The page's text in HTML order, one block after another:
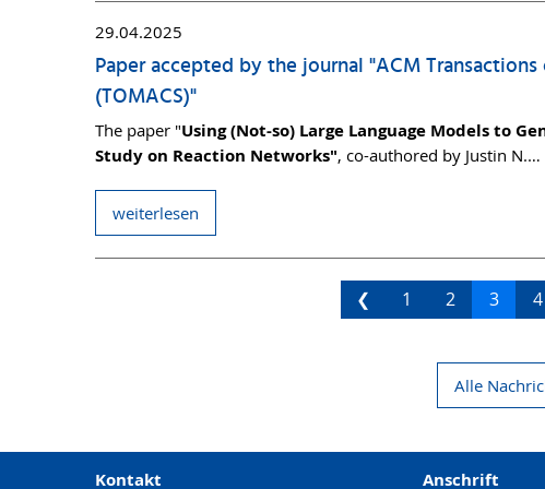
29.04.2025
Paper accepted by the journal "ACM
(TOMACS)"
The paper "Using (Not-so) Large Language Models to
Study on Reaction Networks", co-authored by Justin N.…
weiterlesen
❮ 1 2 3 4
Alle
Kontakt Anschrift